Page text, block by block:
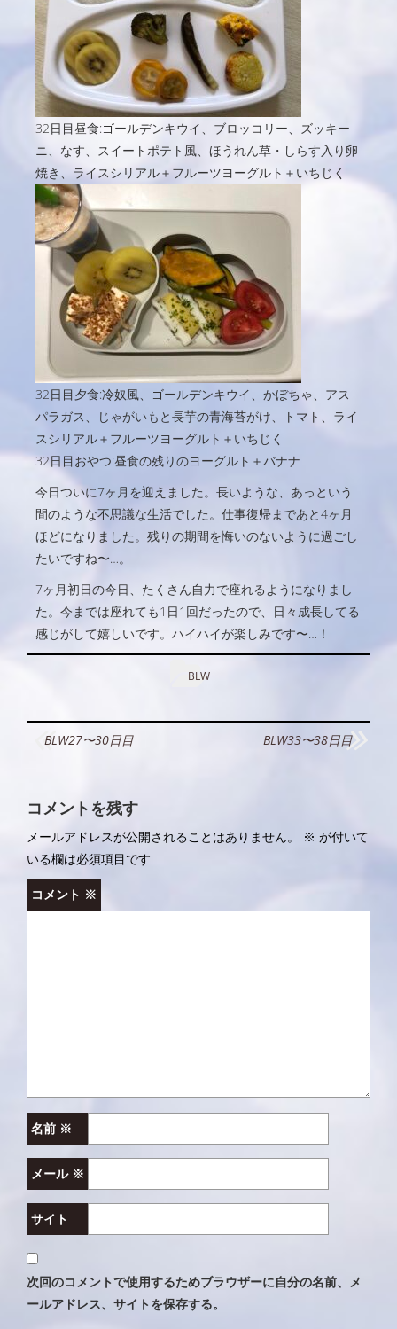
32日目昼食:ゴールデンキウイ、ブロッコリー、ズッキー
ニ、なす、スイートポテト風、ほうれん草・しらす入り卵
焼き、ライスシリアル＋フルーツヨーグルト＋いちじく
32日目夕食:冷奴風、ゴールデンキウイ、かぼちゃ、アス
パラガス、じゃがいもと長芋の青海苔がけ、トマト、ライ
スシリアル＋フルーツヨーグルト＋いちじく
32日目おやつ:昼食の残りのヨーグルト＋バナナ
今日ついに7ヶ月を迎えました。長いような、あっという
間のような不思議な生活でした。仕事復帰まであと4ヶ月
ほどになりました。残りの期間を悔いのないように過ごし
たいですね〜…。
7ヶ月初日の今日、たくさん自力で座れるようになりまし
た。今までは座れても1日1回だったので、日々成長してる
感じがして嬉しいです。ハイハイが楽しみです〜…！
BLW
投
ナ
ビ
ゲ
ー
シ
BLW27〜30日目 BLW33〜38日目
コメントを残す
メールアドレスが公開されることはありません。 ※ が付いて
いる欄は必須項目です
コメント ※
名前 ※
メール ※
サイト
次回のコメントで使用するためブラウザーに自分の名前、メ
ールアドレス、サイトを保存する。